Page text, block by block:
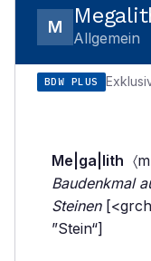
M
Allgemein
BDW PLUS
Me|ga|lith
Baudenkmal
Steinen
”Stein“]